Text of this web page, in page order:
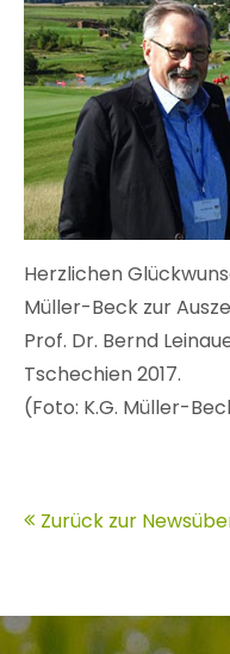
Herzlichen
Müller-Beck zur
Prof. Dr. Bernd
Tschechien 2017.
(Foto: K.G. Müller-
Zurück zur